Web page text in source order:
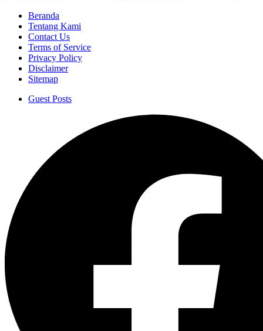
Beranda
Tentang Kami
Contact Us
Terms of Service
Privacy Policy
Disclaimer
Sitemap
Guest Posts